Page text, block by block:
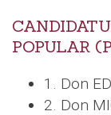
POPULAR
1. Don
2. Don